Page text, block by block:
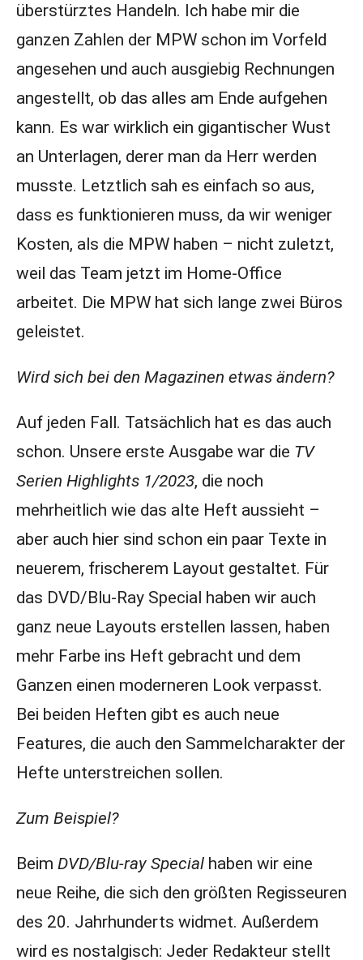
überstürztes Handeln. Ich habe mir die
ganzen Zahlen der MPW schon im Vorfeld
angesehen und auch ausgiebig Rechnungen
angestellt, ob das alles am Ende aufgehen
kann. Es war wirklich ein gigantischer Wust
an Unterlagen, derer man da Herr werden
musste. Letztlich sah es einfach so aus,
dass es funktionieren muss, da wir weniger
Kosten, als die MPW haben – nicht zuletzt,
weil das Team jetzt im Home-Office
arbeitet. Die MPW hat sich lange zwei Büros
geleistet.
Wird sich bei den Magazinen etwas ändern?
Auf jeden Fall. Tatsächlich hat es das auch
schon. Unsere erste Ausgabe war die TV
Serien Highlights 1/2023, die noch
mehrheitlich wie das alte Heft aussieht –
aber auch hier sind schon ein paar Texte in
neuerem, frischerem Layout gestaltet. Für
das DVD/Blu-Ray Special haben wir auch
ganz neue Layouts erstellen lassen, haben
mehr Farbe ins Heft gebracht und dem
Ganzen einen moderneren Look verpasst.
Bei beiden Heften gibt es auch neue
Features, die auch den Sammelcharakter der
Hefte unterstreichen sollen.
Zum Beispiel?
Beim DVD/Blu-ray Specialhaben wir eine
neue Reihe, die sich den größten Regisseuren
des 20. Jahrhunderts widmet. Außerdem
wird es nostalgisch: Jeder Redakteur stellt